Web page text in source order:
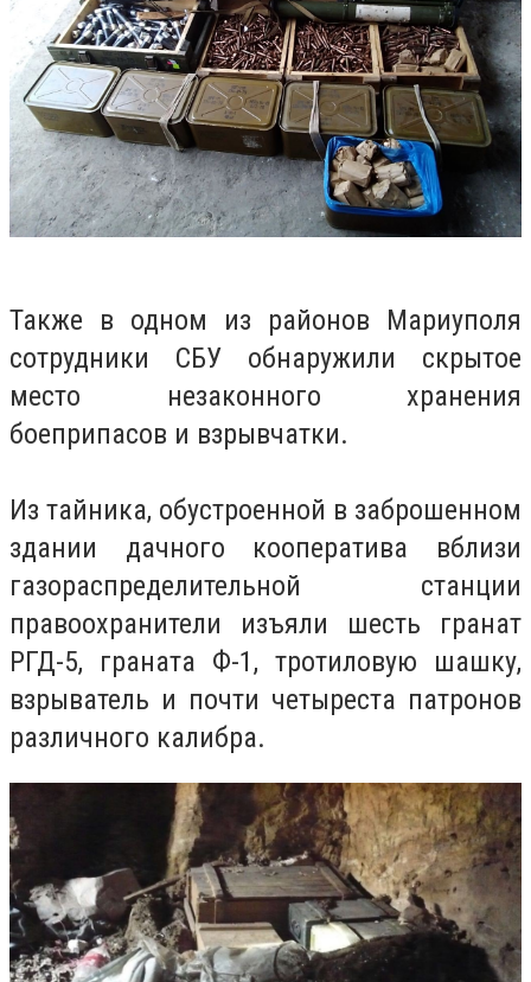
Также в одном из районов Мариуполя
сотрудники СБУ обнаружили скрытое
место незаконного хранения
боеприпасов и взрывчатки.
Из тайника, обустроенной в заброшенном
здании дачного кооператива вблизи
газораспределительной станции
правоохранители изъяли шесть гранат
РГД-5, граната Ф-1, тротиловую шашку,
взрыватель и почти четыреста патронов
различного калибра.